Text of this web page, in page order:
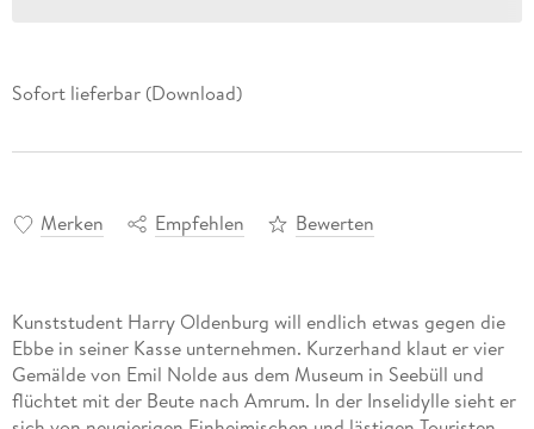
Sofort lieferbar (Download)
Merken Empfehlen Bewerten
Kunststudent Harry Oldenburg will endlich etwas gegen die
Ebbe in seiner Kasse unternehmen. Kurzerhand klaut er vier
Gemälde von Emil Nolde aus dem Museum in Seebüll und
flüchtet mit der Beute nach Amrum. In der Inselidylle sieht er